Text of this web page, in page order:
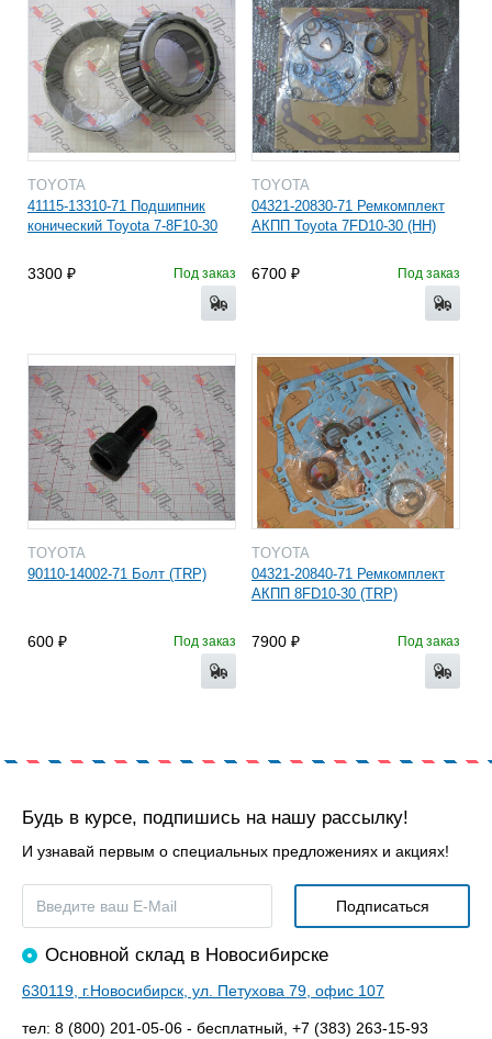
TOYOTA
41115-13310-71 Подшипник
конический Toyota 7-8F10-30
3300 Под заказ
TOYOTA
04321-20830-71 Ремкомплект
АКПП Toyota 7FD10-30 (HH)
6700 Под заказ
TOYOTA
90110-14002-71 Болт (TRP)
600 Под заказ
TOYOTA
04321-20840-71 Ремкомплект
АКПП 8FD10-30 (TRP)
7900 Под заказ
Будь в курсе, подпишись на нашу рассылку!
И узнавай первым о специальных предложениях и акциях!
Основной склад в Новосибирске
630119, г.Новосибирск, ул. Петухова 79, офис 107
тел: 8 (800) 201-05-06 - бесплатный, +7 (383) 263-15-93